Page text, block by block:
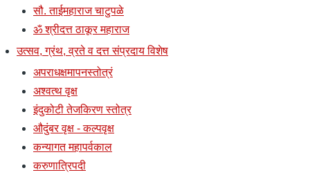
सौ. ताईमहाराज चाटुपळे
ॐ श्रीदत्त ठाकूर महाराज
उत्सव, ग्रंथ, व्रते व दत्त संप्रदाय विशेष
अपराधक्षमापनस्तोत्रं
अश्वत्थ वृक्ष
इंदुकोटी तेजकिरण स्तोत्र
औदुंबर वृक्ष - कल्पवृक्ष
कन्यागत महापर्वकाल
करुणात्रिपदी